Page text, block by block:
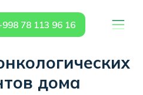
16
дома